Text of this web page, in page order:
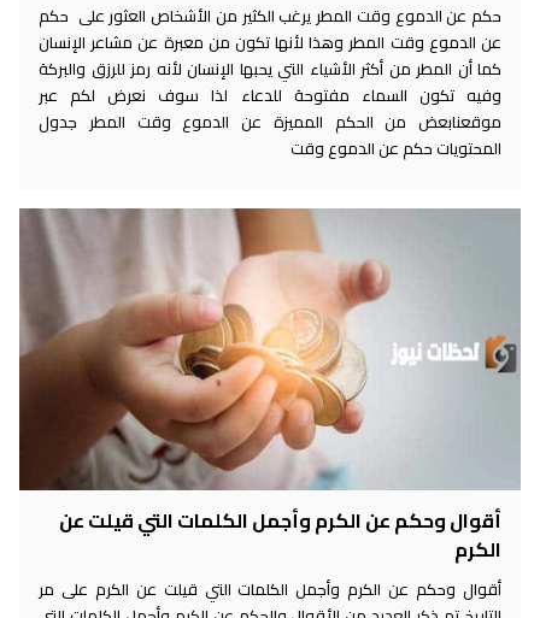
حكم عن الدموع وقت المطر يرغب الكثير من الأشخاص العثور على حكم
عن الدموع وقت المطر وهذا لأنها تكون من معبرة عن مشاعر الإنسان
كما أن المطر من أكثر الأشياء التي يحبها الإنسان لأنه رمز للرزق والبركة
وفيه تكون السماء مفتوحة للدعاء لذا سوف نعرض لكم عبر
موقعنابعض من الحكم المميزة عن الدموع وقت المطر جدول
المحتويات حكم عن الدموع وقت
أقوال وحكم عن الكرم وأجمل الكلمات التي قيلت عن
الكرم
أقوال وحكم عن الكرم وأجمل الكلمات التي قيلت عن الكرم على مر